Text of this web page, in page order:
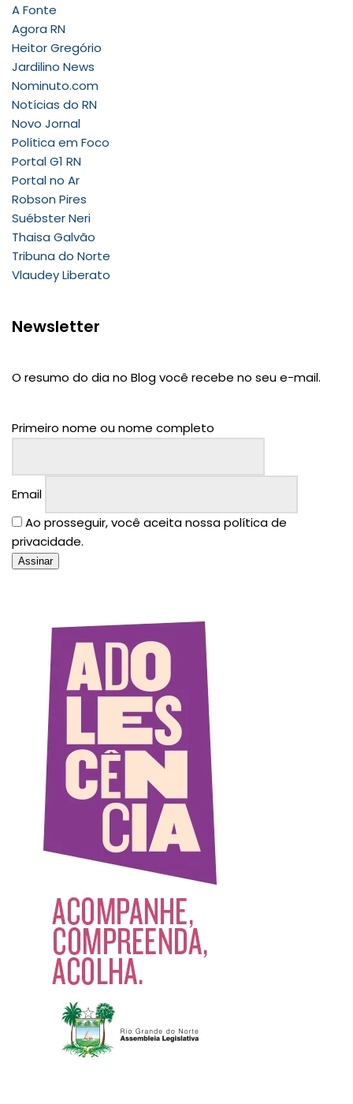
A Fonte
Agora RN
Heitor Gregório
Jardilino News
Nominuto.com
Notícias do RN
Novo Jornal
Política em Foco
Portal G1 RN
Portal no Ar
Robson Pires
Suébster Neri
Thaisa Galvão
Tribuna do Norte
Vlaudey Liberato
Newsletter
O resumo do dia no Blog você recebe no seu e-mail.
Primeiro nome ou nome completo
Email
Ao prosseguir, você aceita nossa política de
privacidade.